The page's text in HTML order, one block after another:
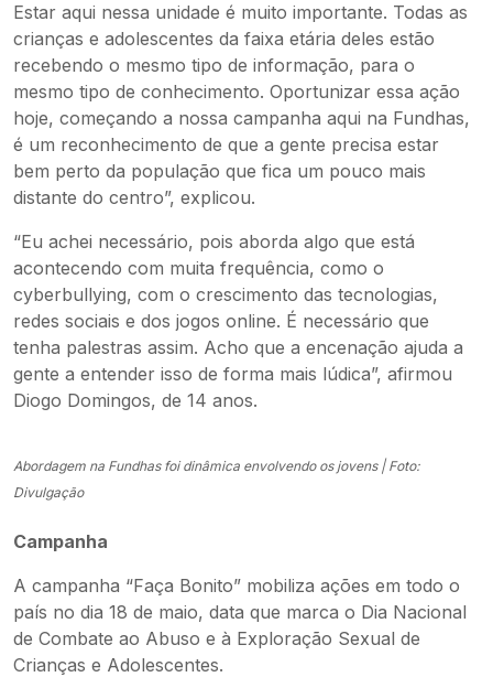
Estar aqui nessa unidade é muito importante. Todas as
crianças e adolescentes da faixa etária deles estão
recebendo o mesmo tipo de informação, para o
mesmo tipo de conhecimento. Oportunizar essa ação
hoje, começando a nossa campanha aqui na Fundhas,
é um reconhecimento de que a gente precisa estar
bem perto da população que fica um pouco mais
distante do centro”, explicou.
“Eu achei necessário, pois aborda algo que está
acontecendo com muita frequência, como o
cyberbullying, com o crescimento das tecnologias,
redes sociais e dos jogos online. É necessário que
tenha palestras assim. Acho que a encenação ajuda a
gente a entender isso de forma mais lúdica”, afirmou
Diogo Domingos, de 14 anos.
Abordagem na Fundhas foi dinâmica envolvendo os jovens | Foto:
Divulgação
Campanha
A campanha “Faça Bonito” mobiliza ações em todo o
país no dia 18 de maio, data que marca o Dia Nacional
de Combate ao Abuso e à Exploração Sexual de
Crianças e Adolescentes.